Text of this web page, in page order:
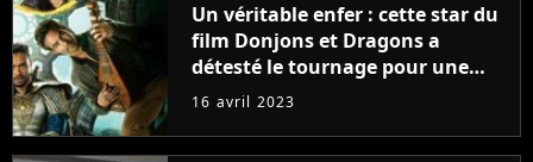
Un véritable enfer : cette star du
film Donjons et Dragons a
détesté le tournage pour une
raison très spéciale
16 avril 2023